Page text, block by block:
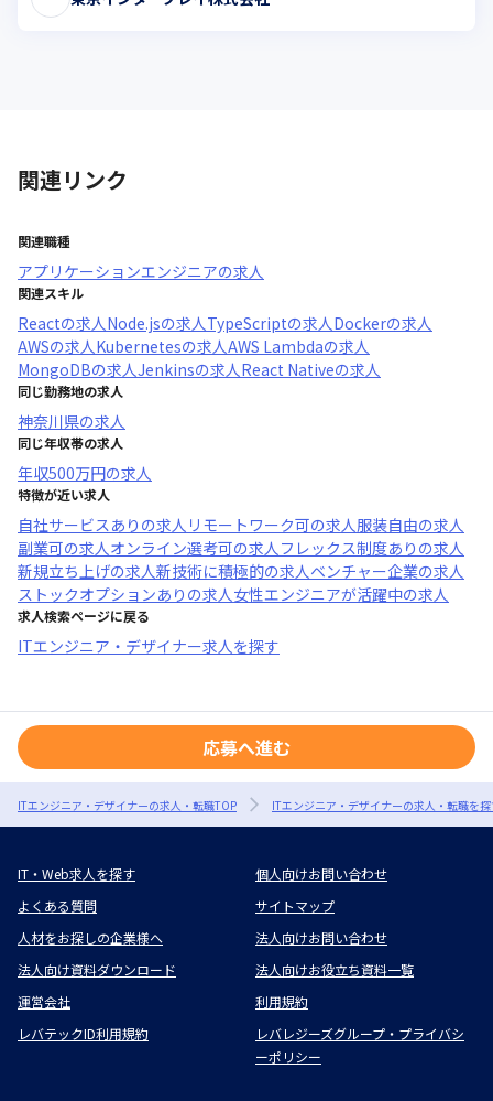
関連リンク
関連職種
アプリケーションエンジニアの求人
関連スキル
Reactの求人Node.jsの求人TypeScriptの求人Dockerの求人
AWSの求人Kubernetesの求人AWS Lambdaの求人
MongoDBの求人Jenkinsの求人React Nativeの求人
同じ勤務地の求人
神奈川県の求人
同じ年収帯の求人
年収500万円の求人
特徴が近い求人
自社サービスあり の求人 リモートワーク可の求人服装自由の求人
副業可の求人オンライン選考可の求人フレックス制度あり の求人
新規立ち上げの求人新技術に積極的の求人ベンチャー企業の求人
ストックオプションあり の求人女性エンジニアが活躍中の求人
求人検索ページに戻る
ITエンジニア・デザイナー求人を探す
応募へ進む
ITエンジニア・デザイナーの求人・転職TOP ITエンジニア・デザイナーの求人・転職を
IT・Web求人を探す
個人向けお問い合わせ
よくある質問
サイトマップ
人材をお探しの企業様へ
法人向けお問い合わせ
法人向け資料ダウンロード
法人向けお役立ち資料一覧
運営会社
利用規約
レバテックID利用規約
レバレジーズグループ・プライバシ
ーポリシー